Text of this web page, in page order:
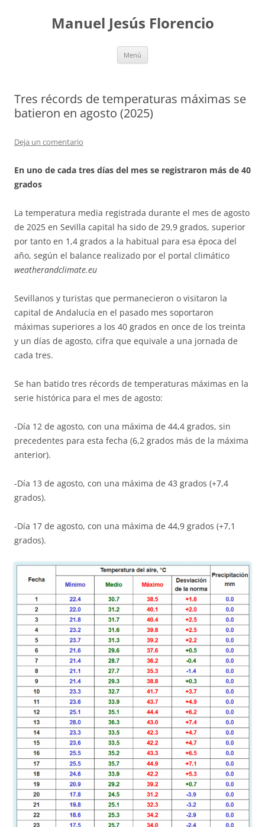
contenidoManuel Jesús Florencio
Menú
Tres récords de temperaturas máximas se
batieron en agosto (2025)
Deja un comentario
En uno de cada tres días del mes se registraron más de 40
grados
La temperatura media registrada durante el mes de agosto
de 2025 en Sevilla capital ha sido de 29,9 grados, superior
por tanto en 1,4 grados a la habitual para esa época del
año, según el balance realizado por el portal climático
weatherandclimate.eu
Sevillanos y turistas que permanecieron o visitaron la
capital de Andalucía en el pasado mes soportaron
máximas superiores a los 40 grados en once de los treinta
y un días de agosto, cifra que equivale a una jornada de
cada tres.
Se han batido tres récords de temperaturas máximas en la
serie histórica para el mes de agosto:
-Día 12 de agosto, con una máxima de 44,4 grados, sin
precedentes para esta fecha (6,2 grados más de la máxima
anterior).
-Día 13 de agosto, con una máxima de 43 grados (+7,4
grados).
-Día 17 de agosto, con una máxima de 44,9 grados (+7,1
grados).